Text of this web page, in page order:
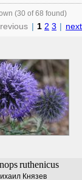
(30 of 68 found)
| 1 2 3 | next
ruthenicus
Князев